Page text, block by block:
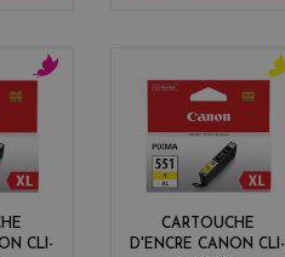
CLI-
CARTOUCHE
D'ENCRE CANON CLI-
o